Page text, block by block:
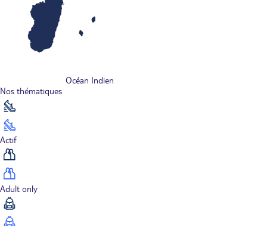
Océan Indien
Nos thématiques
Actif
Adult only